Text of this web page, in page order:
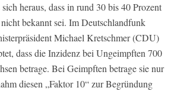
heraus, dass in rund 30 bis 40 Prozent
bekannt sei. ImDeutschlandfunk
Michael Kretschmer (CDU)
dass die Inzidenz bei Ungeimpften 700
betrage. Bei Geimpften betrage sie nur
diesen „Faktor 10“ zur Begründung